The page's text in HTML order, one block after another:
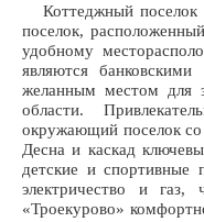
Коттеджный поселок
поселок,
удобному
являются
желанным местом для
области.
окружающий поселок со
Десна и каскад
детские и спортивные
электричество и газ,
«Троекурово»